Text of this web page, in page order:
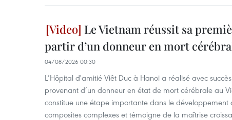
Le Vietnam réussit sa
partir d’un donneur en mort
04/08/2026 00:30
L’Hôpital d'amitié Viêt Duc à Hanoi a réalisé avec
provenant d’un donneur en état de mort cérébrale au
constitue une étape importante dans le développement
composites complexes et témoigne de la maîtrise